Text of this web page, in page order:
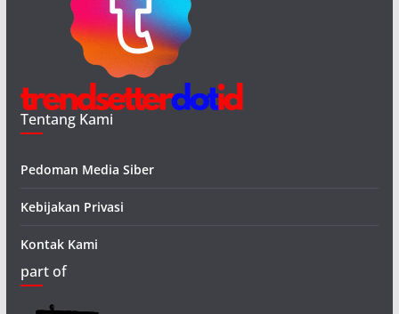
Tentang Kami
Pedoman Media Siber
Kebijakan Privasi
Kontak Kami
part of